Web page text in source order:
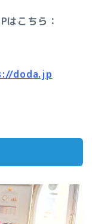
はこちら：
doda.jp